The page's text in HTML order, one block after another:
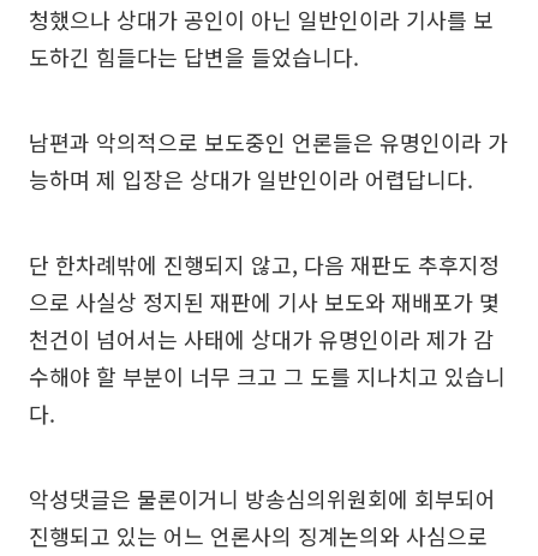
청했으나 상대가 공인이 아닌 일반인이라 기사를 보
도하긴 힘들다는 답변을 들었습니다.
남편과 악의적으로 보도중인 언론들은 유명인이라 가
능하며 제 입장은 상대가 일반인이라 어렵답니다.
단 한차례밖에 진행되지 않고, 다음 재판도 추후지정
으로 사실상 정지된 재판에 기사 보도와 재배포가 몇
천건이 넘어서는 사태에 상대가 유명인이라 제가 감
수해야 할 부분이 너무 크고 그 도를 지나치고 있습니
다.
악성댓글은 물론이거니 방송심의위원회에 회부되어
진행되고 있는 어느 언론사의 징계논의와 사심으로